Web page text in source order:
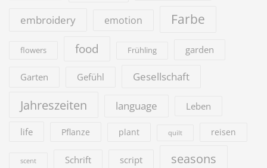
embroidery emotion Farbe
flowers food Frühling garden
Garten Gefühl Gesellschaft
Jahreszeiten language Leben
life Pflanze plant quilt reisen
scent Schrift script seasons